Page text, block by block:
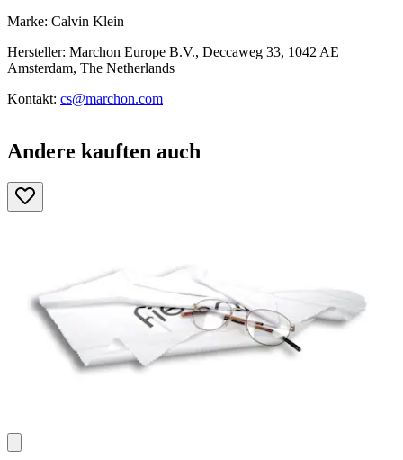
Marke: Calvin Klein
Hersteller: Marchon Europe B.V., Deccaweg 33, 1042 AE
Amsterdam, The Netherlands
Kontakt: cs@marchon.com
Andere kauften auch